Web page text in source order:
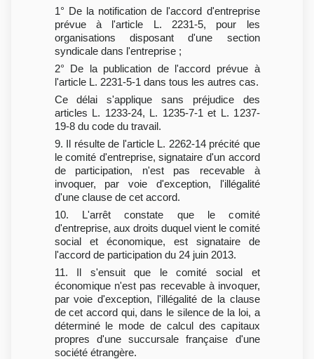
1° De la notification de l'accord d'entreprise
prévue à l'article L. 2231-5, pour les
organisations disposant d'une section
syndicale dans l'entreprise ;
2° De la publication de l'accord prévue à
l'article L. 2231-5-1 dans tous les autres cas.
Ce délai s'applique sans préjudice des
articles L. 1233-24, L. 1235-7-1 et L. 1237-
19-8 du code du travail.
9. Il résulte de l'article L. 2262-14 précité que
le comité d'entreprise, signataire d'un accord
de participation, n'est pas recevable à
invoquer, par voie d'exception, l'illégalité
d'une clause de cet accord.
10. L'arrêt constate que le comité
d'entreprise, aux droits duquel vient le comité
social et économique, est signataire de
l'accord de participation du 24 juin 2013.
11. Il s'ensuit que le comité social et
économique n'est pas recevable à invoquer,
par voie d'exception, l'illégalité de la clause
de cet accord qui, dans le silence de la loi, a
déterminé le mode de calcul des capitaux
propres d'une succursale française d'une
société étrangère.